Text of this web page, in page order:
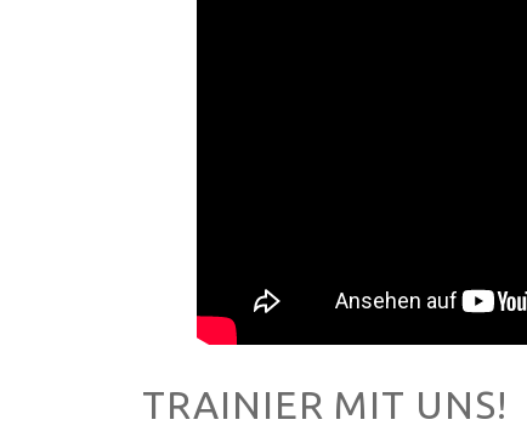
TRAINIER MIT UNS!